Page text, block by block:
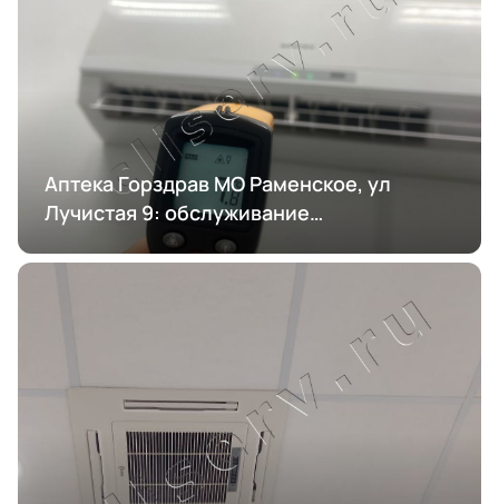
Аптека Горздрав МО Раменское, ул
Лучистая 9: обслуживание
кондиционирования